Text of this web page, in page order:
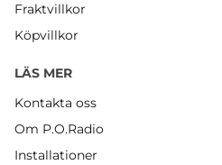
Fraktvillkor
Köpvillkor
LÄS MER
Kontakta oss
Om P.O.Radio
Installationer